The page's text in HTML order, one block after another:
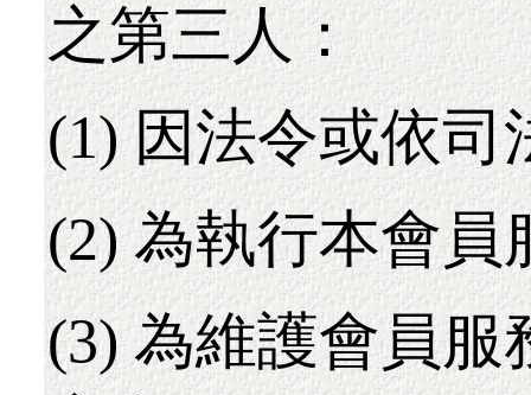
之第三人：
(1) 因法令或依
(2) 為執行本會員
(3) 為維護會員